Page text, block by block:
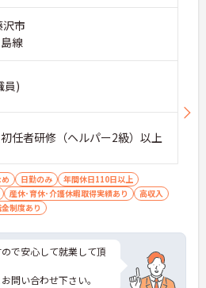
市
線
員)
任者研修（ヘルパー2級）以上
日勤のみ
年間休日110日以上
産休･育休･介護休暇取得実績あり
高収入
制度あり
で安心して就業して頂
問い合わせ下さい。